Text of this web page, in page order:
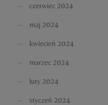
czerwiec 2024
maj 2024
kwiecień 2024
marzec 2024
luty 2024
styczeń 2024